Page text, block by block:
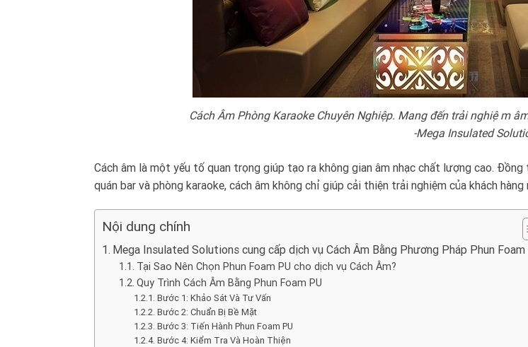
Cách Âm Phòng Karaoke Chuyên Nghiệp. Mang đến trải nghiệm
-Mega Insulated
Cách âm là một yếu tố quan trọng giúp tạo ra không gian âm nhạc chất lượng cao.
quán bar và phòng karaoke, cách âm không chỉ giúp cải thiện trải nghiệm của khách
Nội dung chính
Mega Insulated Solutions cung cấp dịch vụ Cách Âm Bằng Phương Pháp Phun Foam
Tại Sao Nên Chọn Phun Foam PU cho dịch vụ Cách Âm?
Quy Trình Cách Âm Bằng Phun Foam PU
Bước 1: Khảo Sát Và Tư Vấn
Bước 2: Chuẩn Bị Bề Mặt
Bước 3: Tiến Hành Phun Foam PU
Bước 4: Kiểm Tra Và Hoàn Thiện